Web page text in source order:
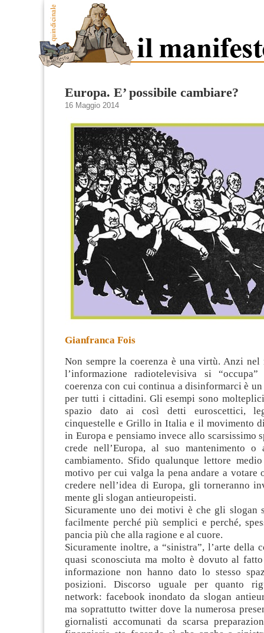
Europa. E’ possibile cambiare?
16 Maggio 2014
Gianfranca Fois
Non sempre la coerenza è una virtù. Anzi
l’informazione radiotelevisiva si “occupa”
coerenza con cui continua a disinformarci è
per tutti i cittadini. Gli esempi sono
spazio dato ai così detti euroscettici,
cinquestelle e Grillo in Italia e il movimento
in Europa e pensiamo invece allo scarsissimo
crede nell’Europa, al suo mantenimento o
cambiamento. Sfido qualunque lettore
motivo per cui valga la pena andare a votare
credere nell’idea di Europa, gli torneranno
mente gli slogan antieuropeisti.
Sicuramente uno dei motivi è che gli slogan
facilmente perché più semplici e perché,
pancia più che alla ragione e al cuore.
Sicuramente inoltre, a “sinistra”, l’arte della
quasi sconosciuta ma molto è dovuto al
informazione non hanno dato lo stesso
posizioni. Discorso uguale per quanto
network: facebook inondato da slogan
ma soprattutto twitter dove la numerosa
giornalisti accomunati da scarsa